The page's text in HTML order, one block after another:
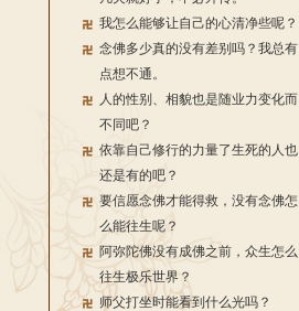
我怎么能够让自己的心清净些呢？
念佛多少真的没有差别吗？我总有
点想不通。
人的性别、相貌也是随业力变化而
不同吧？
依靠自己修行的力量了生死的人也
还是有的吧？
要信愿念佛才能得救，没有念佛怎
么能往生呢？
阿弥陀佛没有成佛之前，众生怎么
往生极乐世界？
师父打坐时能看到什么光吗？